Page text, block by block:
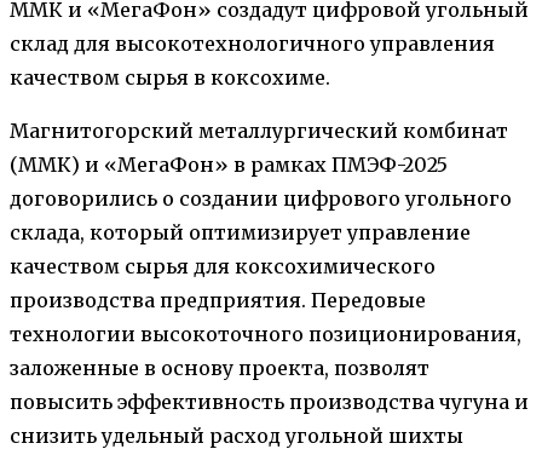
ММК и «МегаФон» создадут цифровой угольный
склад для высокотехнологичного управления
качеством сырья в коксохиме.
Магнитогорский металлургический комбинат
(ММК) и «МегаФон» в рамках ПМЭФ-2025
договорились о создании цифрового угольного
склада, который оптимизирует управление
качеством сырья для коксохимического
производства предприятия. Передовые
технологии высокоточного позиционирования,
заложенные в основу проекта, позволят
повысить эффективность производства чугуна и
снизить удельный расход угольной шихты